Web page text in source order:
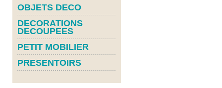
OBJETS DECO
DECORATIONS
DECOUPEES
PETIT MOBILIER
PRESENTOIRS